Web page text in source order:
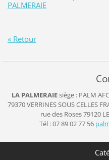
PALMERAIE
« Retour
LA PALMERAIEsiège : PALM
79370 VERRINES SOUS CELLES
rue des Roses 79120
Tél : 07 89 02 77 56